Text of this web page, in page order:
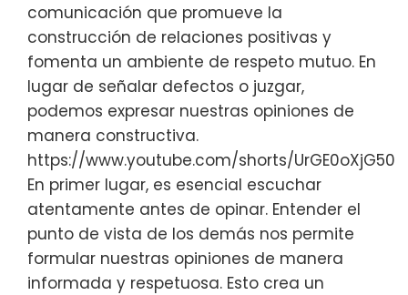
comunicación que promueve la
construcción de relaciones positivas y
fomenta un ambiente de respeto mutuo. En
lugar de señalar defectos o juzgar,
podemos expresar nuestras opiniones de
manera constructiva.
https://www.youtube.com/shorts/UrGE0oXjG50
En primer lugar, es esencial escuchar
atentamente antes de opinar. Entender el
punto de vista de los demás nos permite
formular nuestras opiniones de manera
informada y respetuosa. Esto crea un